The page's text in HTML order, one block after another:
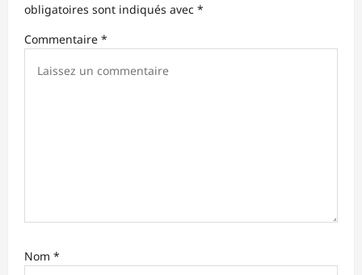
d
’
obligatoires sont indiqués avec *
Commentaire *
Nom *